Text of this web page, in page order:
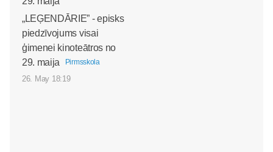
„LEĢENDĀRIE” - episks
piedzīvojums visai
ģimenei kinoteātros no
29. maija
Pirmsskola
26. May 18:19